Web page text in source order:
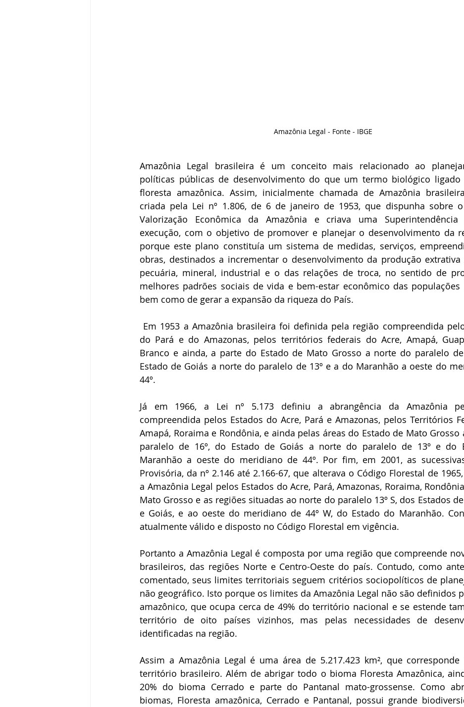
Amazônia Legal - Fonte - IBGE
Amazônia Legal brasileira é um conceito mais relacionado ao
políticas públicas de desenvolvimento do que um termo biológico
floresta amazônica. Assim, inicialmente chamada de Amazônia
criada pela Lei nº 1.806, de 6 de janeiro de 1953, que dispunha sobre
Valorização Econômica da Amazônia e criava uma
execução, com o objetivo de promover e planejar o desenvolvimento da
porque este plano constituía um sistema de medidas, serviços,
obras, destinados a incrementar o desenvolvimento da produção extrativa
pecuária, mineral, industrial e o das relações de troca, no sentido de
melhores padrões sociais de vida e bem-estar econômico das populações
bem como de gerar a expansão da riqueza do País.
Em 1953 a Amazônia brasileira foi definida pela região compreendida
do Pará e do Amazonas, pelos territórios federais do Acre, Amapá,
Branco e ainda, a parte do Estado de Mato Grosso a norte do paralelo
Estado de Goiás a norte do paralelo de 13º e a do Maranhão a oeste do
44º.
Já em 1966, a Lei nº 5.173 definiu a abrangência da Amazônia
compreendida pelos Estados do Acre, Pará e Amazonas, pelos Territórios
Amapá, Roraima e Rondônia, e ainda pelas áreas do Estado de Mato Grosso
paralelo de 16º, do Estado de Goiás a norte do paralelo de 13º e do
Maranhão a oeste do meridiano de 44º. Por fim, em 2001, as
Provisória, da nº 2.146 até 2.166-67, que alterava o Código Florestal de
a Amazônia Legal pelos Estados do Acre, Pará, Amazonas, Roraima,
Mato Grosso e as regiões situadas ao norte do paralelo 13º S, dos Estados
e Goiás, e ao oeste do meridiano de 44º W, do Estado do Maranhão.
atualmente válido e disposto no Código Florestal em vigência.
Portanto a Amazônia Legal é composta por uma região que compreende
brasileiros, das regiões Norte e Centro-Oeste do país. Contudo, como
comentado, seus limites territoriais seguem critérios sociopolíticos de
não geográfico. Isto porque os limites da Amazônia Legal não são definidos
amazônico, que ocupa cerca de 49% do território nacional e se estende
território de oito países vizinhos, mas pelas necessidades de
identificadas na região.
Assim a Amazônia Legal é uma área de 5.217.423 km², que
território brasileiro. Além de abrigar todo o bioma Floresta Amazônica,
20% do bioma Cerrado e parte do Pantanal mato-grossense. Como
biomas, Floresta amazônica, Cerrado e Pantanal, possui grande